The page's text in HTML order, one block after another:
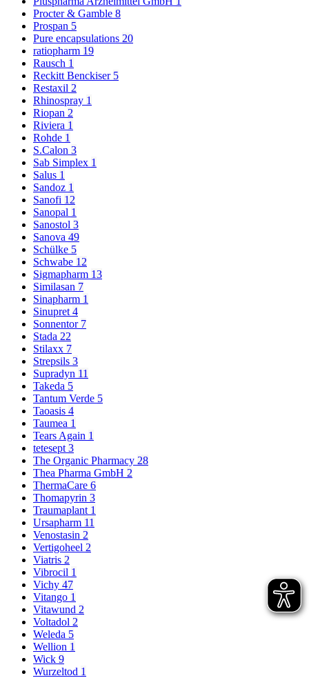
Procter & Gamble 8
Prospan 5
Pure encapsulations 20
ratiopharm 19
Rausch 1
Reckitt Benckiser 5
Restaxil 2
Rhinospray 1
Riopan 2
Riviera 1
Rohde 1
S.Calon 3
Sab Simplex 1
Salus 1
Sandoz 1
Sanofi 12
Sanopal 1
Sanostol 3
Sanova 49
Schülke 5
Schwabe 12
Sigmapharm 13
Similasan 7
Sinapharm 1
Sinupret 4
Sonnentor 7
Stada 22
Stilaxx 7
Strepsils 3
Supradyn 11
Takeda 5
Tantum Verde 5
Taoasis 4
Taumea 1
Tears Again 1
tetesept 3
The Organic Pharmacy 28
Thea Pharma GmbH 2
ThermaCare 6
Thomapyrin 3
Traumaplant 1
Ursapharm 11
Venostasin 2
Vertigoheel 2
Viatris 2
Vibrocil 1
Vichy 47
Vitango 1
Vitawund 2
Voltadol 2
Weleda 5
Wellion 1
Wick 9
Wurzeltod 1